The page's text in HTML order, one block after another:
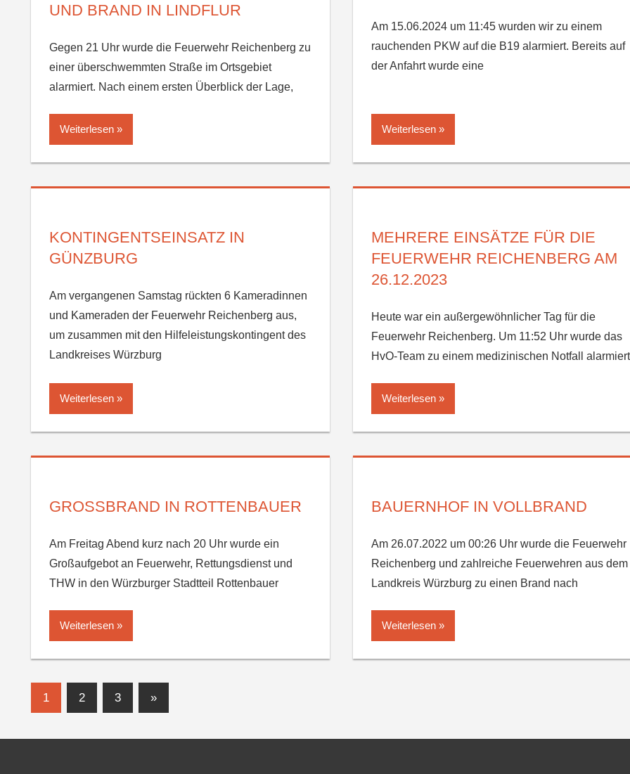
UND BRAND IN LINDFLUR
Gegen 21 Uhr wurde die Feuerwehr Reichenberg zu
einer überschwemmten Straße im Ortsgebiet
alarmiert. Nach einem ersten Überblick der Lage,
Weiterlesen
Am 15.06.2024 um 11:45 wurden wir zu einem
rauchenden PKW auf die B19 alarmiert. Bereits auf
der Anfahrt wurde eine
Weiterlesen
KONTINGENTSEINSATZ IN
GÜNZBURG
Am vergangenen Samstag rückten 6 Kameradinnen
und Kameraden der Feuerwehr Reichenberg aus,
um zusammen mit den Hilfeleistungskontingent des
Landkreises Würzburg
Weiterlesen
MEHRERE EINSÄTZE FÜR DIE
FEUERWEHR REICHENBERG AM
26.12.2023
Heute war ein außergewöhnlicher Tag für die
Feuerwehr Reichenberg. Um 11:52 Uhr wurde das
HvO-Team zu einem medizinischen Notfall
Weiterlesen
GROSSBRAND IN ROTTENBAUER
Am Freitag Abend kurz nach 20 Uhr wurde ein
Großaufgebot an Feuerwehr, Rettungsdienst und
THW in den Würzburger Stadtteil Rottenbauer
Weiterlesen
BAUERNHOF IN VOLLBRAND
Am 26.07.2022 um 00:26 Uhr wurde die Feuerwehr
Reichenberg und zahlreiche Feuerwehren aus dem
Landkreis Würzburg zu einen Brand nach
Weiterlesen
Seitennummerierung
1 2 3
Nächste
Beiträge
»